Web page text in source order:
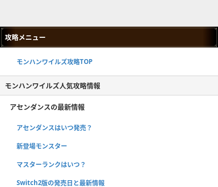
攻略メニュー
モンハンワイルズ攻略TOP
モンハンワイルズ人気攻略情報
アセンダンスの最新情報
アセンダンスはいつ発売？
新登場モンスター
マスターランクはいつ？
Switch2版の発売日と最新情報